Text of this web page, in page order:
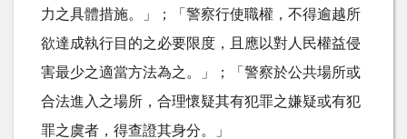
力之具體措施。」；「警察行使職權，不得逾越所
欲達成執行目的之必要限度，且應以對人民權益侵
害最少之適當方法為之。」；「警察於公共場所或
合法進入之場所，合理懷疑其有犯罪之嫌疑或有犯
罪之虞者，得查證其身分。」